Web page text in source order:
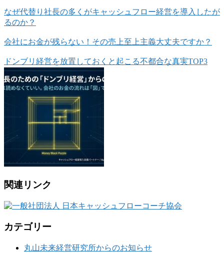
なぜ代替り社長の多くがキャッシュフロー経営を導入したが
るのか？
会社にお金が残らない！その売上至上主義大丈夫ですか？
ドンブリ経営を放置しておくと起こる不都合な真実TOP3
関連リンク
カテゴリー
丸山未来経営研究所からのお知らせ